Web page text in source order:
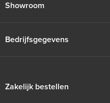
Showroom
Bedrijfsgegevens
Zakelijk bestellen